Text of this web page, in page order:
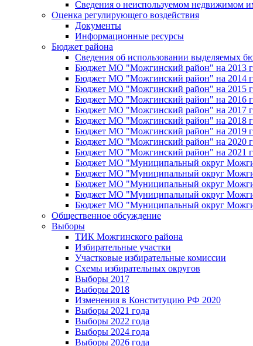
Сведения о неиспользуемом недвижимом
Оценка регулирующего воздействия
Документы
Информационные ресурсы
Бюджет района
Сведения об использовании выделяемых
Бюджет МО "Можгинский район" на 2013
Бюджет МО "Можгинский район" на 2014
Бюджет МО "Можгинский район" на 2015
Бюджет МО "Можгинский район" на 2016
Бюджет МО "Можгинский район" на 2017
Бюджет МО "Можгинский район" на 2018
Бюджет МО "Можгинский район" на 2019
Бюджет МО "Можгинский район" на 2020
Бюджет МО "Можгинский район" на 2021
Бюджет МО "Муниципальный округ
Бюджет МО "Муниципальный округ
Бюджет МО "Муниципальный округ
Бюджет МО "Муниципальный округ
Бюджет МО "Муниципальный округ
Общественное обсуждение
Выборы
ТИК Можгинского района
Избирательные участки
Участковые избирательные комиссии
Схемы избирательных округов
Выборы 2017
Выборы 2018
Изменения в Конституцию РФ 2020
Выборы 2021 года
Выборы 2022 года
Выборы 2024 года
Выборы 2026 года